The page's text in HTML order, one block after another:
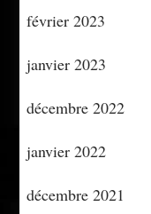
février 2023
janvier 2023
décembre 2022
janvier 2022
décembre 2021